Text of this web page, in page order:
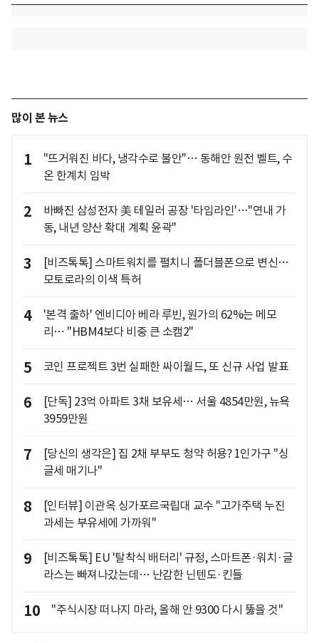
많이 본 뉴스
1
"뜨거워진 바다, 냉각수로 불안"… 동해안 원전 벨트, 수
온 한계치 임박
2
바빠진 삼성전자 美 테일러 공장 '타임라인'…"연내 가
동, 내년 양산 확대 계획 윤곽"
3
[비즈톡톡] 스마트워치를 펼치니 폴더블폰으로 변신…
모토로라의 이색 특허
4
'본격 출하' 엔비디아 베라 루빈, 원가의 62%는 메모
리… "HBM4보다 비중 큰 소캠2"
5 코인 프로젝트 3번 실패한 싸이월드, 또 신규 사업 발표
6
[단독] 23억 아파트 3채 보유세… 서울 4854만원, 뉴욕
3959만원
7
[당신의 생각은] 집 2채 부부도 청약 허용? 1인가구 "싱
글세 매기나"
8
[인터뷰] 이관옥 싱가포르국립대 교수 "고가주택 누진
과세는 부유세에 가까워"
9
[비즈톡톡] EU '탈착식 배터리' 규정, 스마트폰·워치·글
라스는 빠져나갔는데… 난감한 닌텐도·킨들
10 "주식시장 떠나지 마라, 올해 안 9300 다시 뚫을 것"